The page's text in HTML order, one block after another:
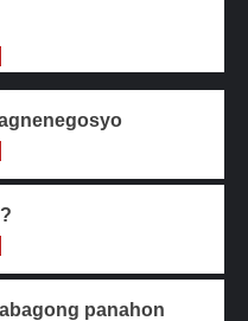
panahon